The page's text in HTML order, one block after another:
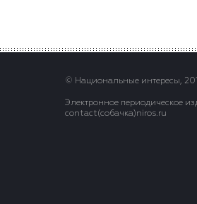
© Национальные интересы,
Электронное периодическое
contact(сoбaчка)niros.ru